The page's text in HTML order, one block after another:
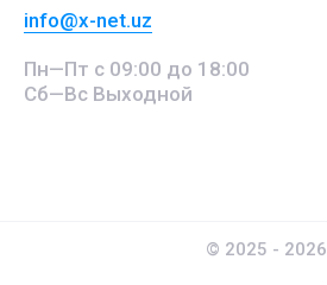
info@x-net.uz
Пн—Пт с 09:00 до 18:00
Сб—Вс Выходной
© 2025 - 2026